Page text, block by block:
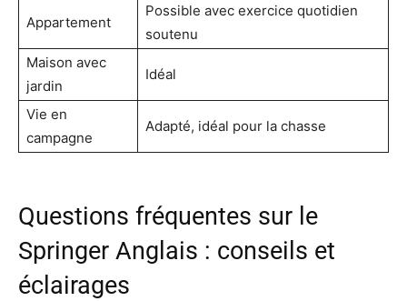
Appartement
Possible avec exercice quotidien
soutenu
Maison avec
jardin
Idéal
Vie en
campagne
Adapté, idéal pour la chasse
Questions fréquentes sur le
Springer Anglais : conseils et
éclairages